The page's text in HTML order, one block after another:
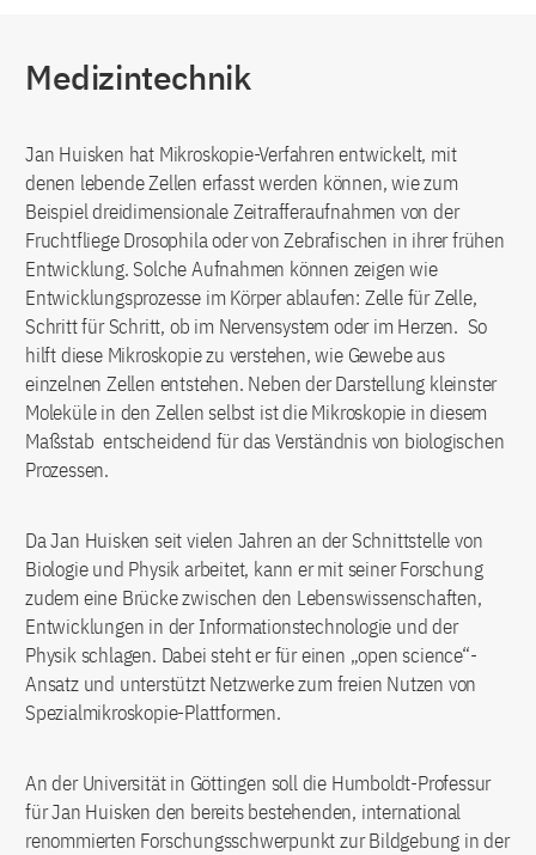
Medizintechnik
Jan Huisken hat Mikroskopie-Verfahren entwickelt, mit
denen lebende Zellen erfasst werden können, wie zum
Beispiel dreidimensionale Zeitrafferaufnahmen von der
Fruchtfliege Drosophila oder von Zebrafischen in ihrer frühen
Entwicklung. Solche Aufnahmen können zeigen wie
Entwicklungsprozesse im Körper ablaufen: Zelle für Zelle,
Schritt für Schritt, ob im Nervensystem oder im Herzen. So
hilft diese Mikroskopie zu verstehen, wie Gewebe aus
einzelnen Zellen entstehen. Neben der Darstellung kleinster
Moleküle in den Zellen selbst ist die Mikroskopie in diesem
Maßstab entscheidend für das Verständnis von biologischen
Prozessen.
Da Jan Huisken seit vielen Jahren an der Schnittstelle von
Biologie und Physik arbeitet, kann er mit seiner Forschung
zudem eine Brücke zwischen den Lebenswissenschaften,
Entwicklungen in der Informationstechnologie und der
Physik schlagen. Dabei steht er für einen „open science“-
Ansatz und unterstützt Netzwerke zum freien Nutzen von
Spezialmikroskopie-Plattformen.
An der Universität in Göttingen soll die Humboldt-Professur
für Jan Huisken den bereits bestehenden, international
renommierten Forschungsschwerpunkt zur Bildgebung in der